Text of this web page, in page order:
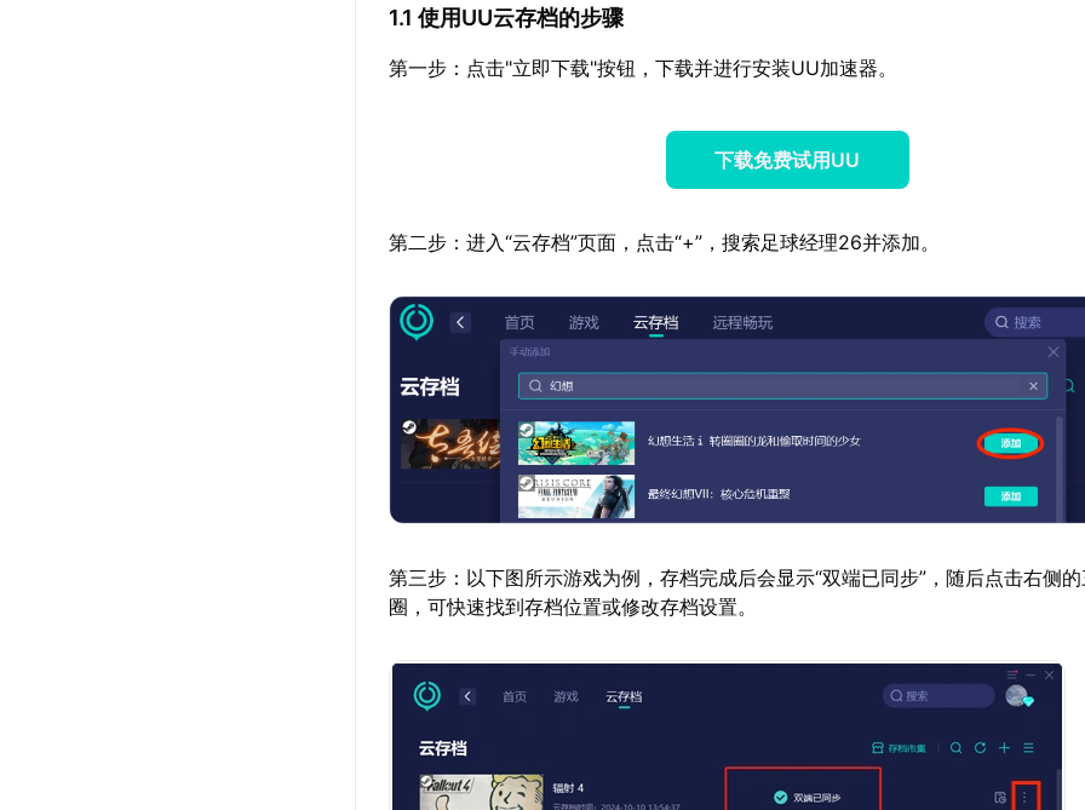
1.1 使用UU云存档的步骤
第一步：点击"立即下载"按钮，下载并进行安装UU加速器。
下载免费试用UU
第二步：进入“云存档”页面，点击“+”，搜索足球经理26并添加。
第三步：以下图所示游戏为例，存档完成后会显示“双端已同步”，随后点击右侧
圈，可快速找到存档位置或修改存档设置。